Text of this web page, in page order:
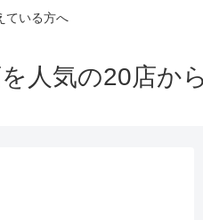
ている方へ
人気の20店か